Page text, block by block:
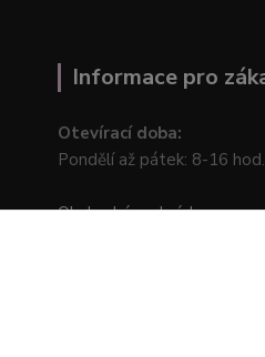
Informace pro
Otevírací doba:
Pondělí až pátek: 8-16 hod.
Obchodní podmínky